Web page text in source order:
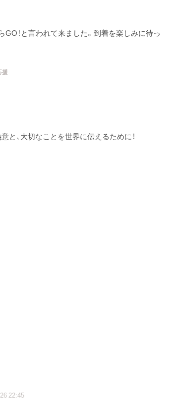
GO！と言われて来ました。到着を楽しみに待っ
援
と、大切なことを世界に伝えるために！
22:45